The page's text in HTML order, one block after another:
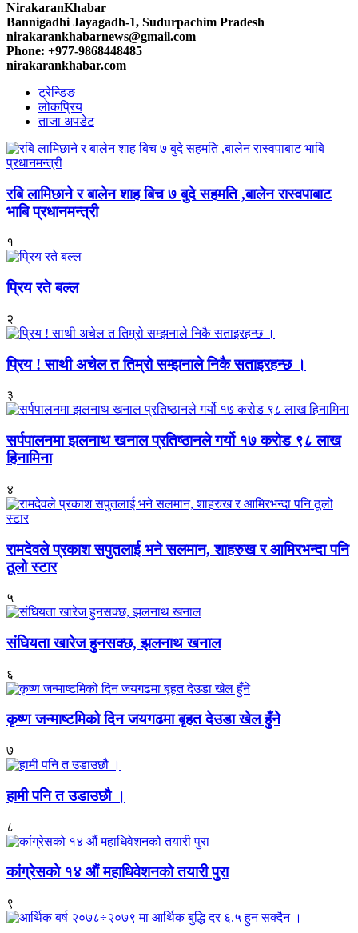
NirakaranKhabar
Bannigadhi Jayagadh-1, Sudurpachim Pradesh
nirakarankhabarnews@gmail.com
Phone: +977-9868448485
nirakarankhabar.com
ट्रेन्डिङ
लोकप्रिय
ताजा अपडेट
रबि लामिछाने र बालेन शाह बिच ७ बुदे सहमति ,बालेन रास्वपाबाट
भाबि प्रधानमन्त्री
१
प्रिय रते बल्ल
२
प्रिय ! साथी अचेल त तिम्रो सम्झनाले निकै सताइरहन्छ ।
३
सर्पपालनमा झलनाथ खनाल प्रतिष्ठानले गर्यो १७ करोड ९८ लाख
हिनामिना
४
रामदेवले प्रकाश सपुतलाई भने सलमान, शाहरुख र आमिरभन्दा पनि
ठूलो स्टार
५
संघियता खारेज हुनसक्छ, झलनाथ खनाल
६
कृष्ण जन्माष्टमिको दिन जयगढमा बृहत देउडा खेल हुँने
७
हामी पनि त उडाउछौ ।
८
कांग्रेसको १४ औं महाधिवेशनको तयारी पुरा
९